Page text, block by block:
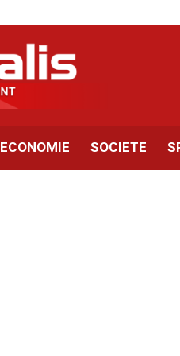
ECONOMIE SOCIETE